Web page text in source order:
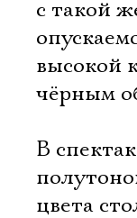
с такой
высокой
чёрным
В
цвета